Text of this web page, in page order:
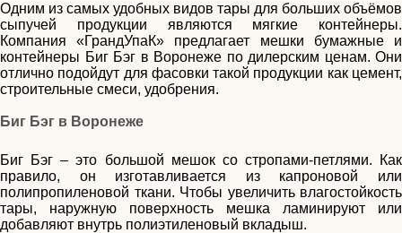
Одним из самых удобных видов тары для больших объёмов
сыпучей продукции являются мягкие контейнеры.
Компания «ГрандУпаК» предлагает мешки бумажные и
контейнеры Биг Бэг в Воронеже по дилерским ценам. Они
отлично подойдут для фасовки такой продукции как цемент,
строительные смеси, удобрения.
Биг Бэг в Воронеже
Биг Бэг – это большой мешок со стропами-петлями. Как
правило, он изготавливается из капроновой или
полипропиленовой ткани. Чтобы увеличить влагостойкость
тары, наружную поверхность мешка ламинируют или
добавляют внутрь полиэтиленовый вкладыш.